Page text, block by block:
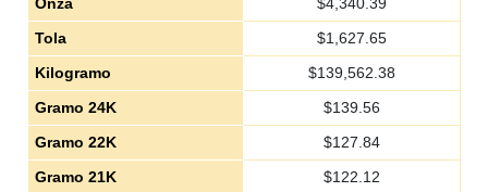
Tola
$1,627.65
Kilogramo
$139,562.38
Gramo 24K
$139.56
Gramo 22K
$127.84
Gramo 21K
$122.12